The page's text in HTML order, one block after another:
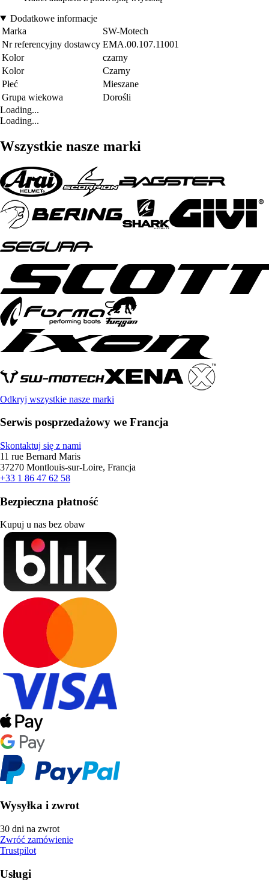
Dodatkowe informacje
Marka
SW-Motech
Nr referencyjny dostawcy EMA.00.107.11001
Kolor
czarny
Kolor
Czarny
Płeć
Mieszane
Grupa wiekowa
Dorośli
Loading...
Loading...
Wszystkie nasze marki
Odkryj wszystkie nasze marki
Serwis posprzedażowy we Francja
Skontaktuj się z nami
11 rue Bernard Maris
37270 Montlouis-sur-Loire, Francja
+33 1 86 47 62 58
Bezpieczna płatność
Kupuj u nas bez obaw
Wysyłka i zwrot
30 dni na zwrot
Zwróć zamówienie
Trustpilot
Usługi